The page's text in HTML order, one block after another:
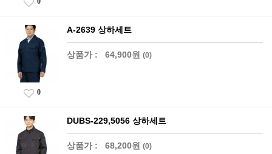
A-2639 상하세트
상품가 : 64,900원 (0)
0
DUBS-229,5056 상하세트
상품가 : 68,200원 (0)